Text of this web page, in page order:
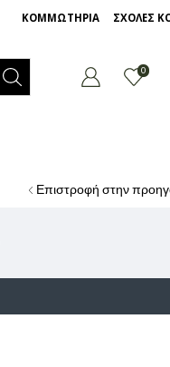
ΚΟΜΜΩΤΗΡΙΑ ΣΧΟΛΕΣ
0
Επιστροφή στην